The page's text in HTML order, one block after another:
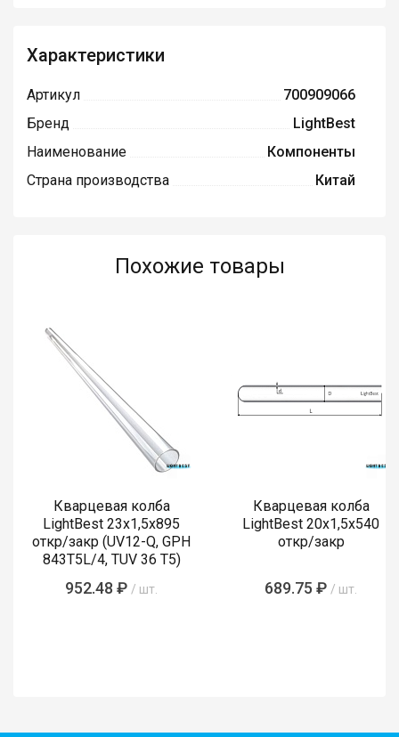
Характеристики
Артикул
700909066
Бренд
LightBest
Наименование
Компоненты
Страна производства
Китай
Похожие товары
Кварцевая колба
LightBest 23x1,5x895
откр/закр (UV12-Q, GPH
843T5L/4, TUV 36 T5)
952.48 ₽ / шт.
Кварцевая колба
LightBest 20x1,5x540
откр/закр
689.75 ₽ / шт.